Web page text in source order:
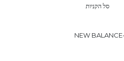
סל הקניות